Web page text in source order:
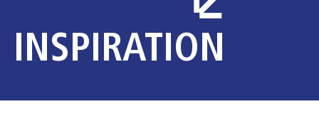
INSPIRATION